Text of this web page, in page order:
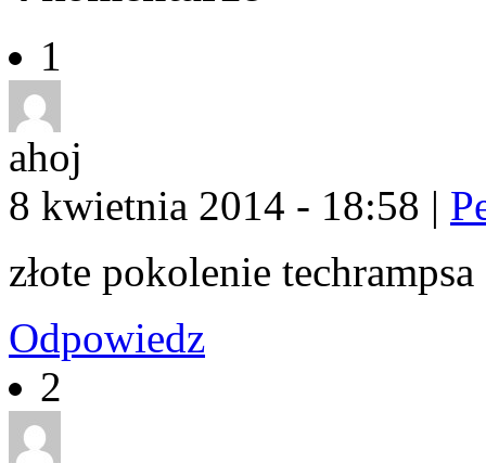
1
ahoj
8 kwietnia 2014 - 18:58 |
złote pokolenie techrampsa
Odpowiedz
2